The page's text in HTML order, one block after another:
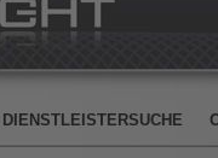
DIENSTLEISTERSUCHE